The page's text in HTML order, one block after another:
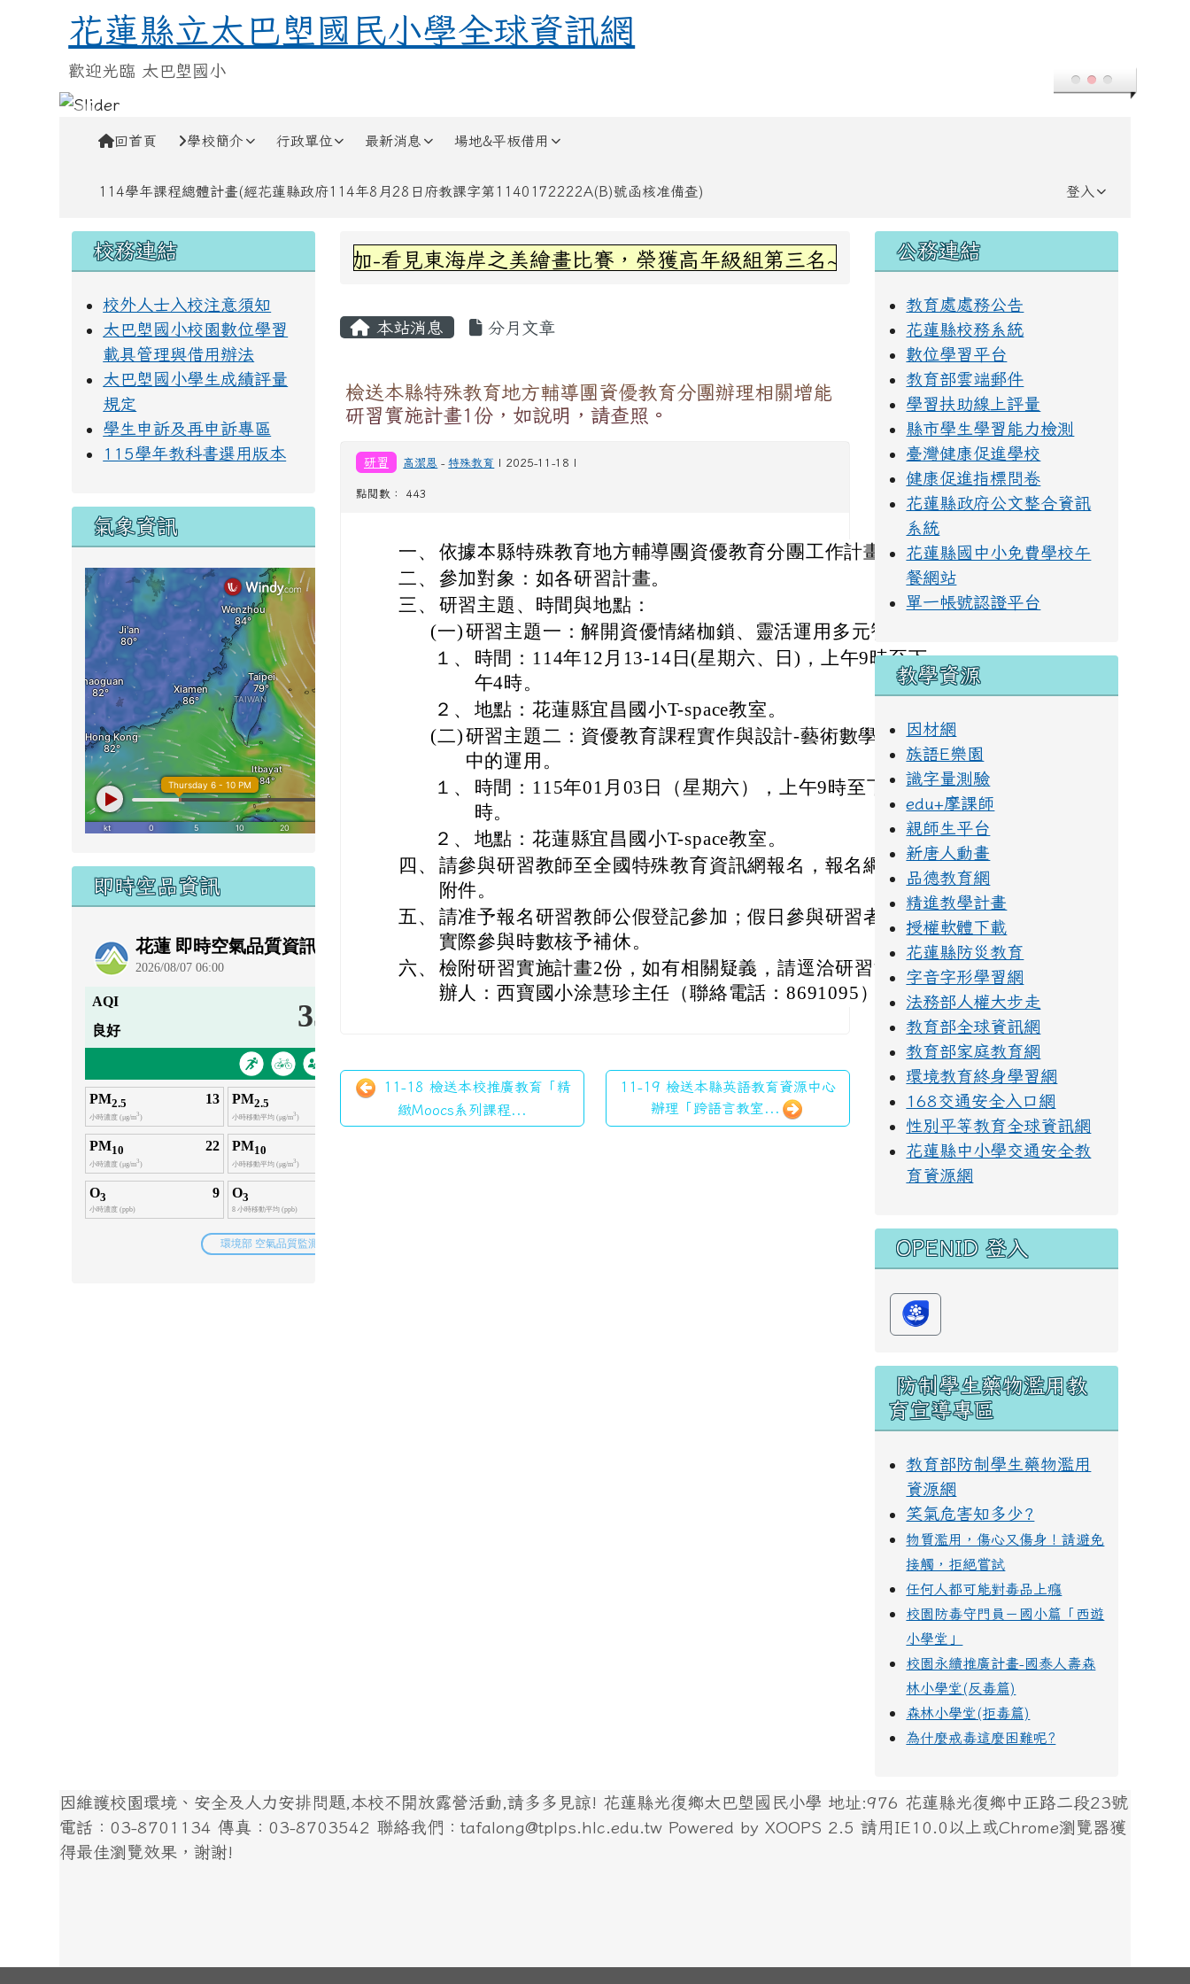
跳至主內容區
花蓮縣立太巴塱國民小學全球資訊網
花蓮縣立太巴塱國民小學全球資訊網
歡迎光臨 太巴塱國小
回首頁 學校簡介 行政單位 最新消息 場地&平板借用
114學年課程總體計畫(經花蓮縣政府114年8月28日府教課字第1140172222A(B)號函核准備查) 登入
左邊區域內容
校務連結
校外人士入校注意須知
太巴塱國小校園數位學習
載具管理與借用辦法
太巴塱國小學生成績評量
規定
學生申訴及再申訴專區
115學年教科書選用版本
氣象資訊
即時空品資訊
上中區域內容
賀!六甲林凱萱參加-看見東海岸之美繪畫比賽，榮獲高年級組第三名~感謝丞左老師指導~
主內容區域
本站消息 分月文章
檢送本縣特殊教育地方輔導團資優教育分團辦理相關增能
研習實施計畫1份，如說明，請查照。
研習 高潔恩 -特殊教育 | 2025-11-18 |
點閱數： 443
一、
依據本縣特殊教育地方輔導團資優教育分團工作計畫辦理。
二、
參加對象：如各研習計畫。
三、
研習主題、時間與地點：
(一)研習主題一：解開資優情緒枷鎖、靈活運用多元智能。
１、
時間：114年12月13-14日(星期六、日)，上午9時至下
午4時。
２、
地點：花蓮縣宜昌國小T-space教室。
(二)研習主題二：資優教育課程實作與設計-藝術數學在課程
中的運用。
１、
時間：115年01月03日（星期六），上午9時至下午4
時。
２、
地點：花蓮縣宜昌國小T-space教室。
四、
請參與研習教師至全國特殊教育資訊網報名，報名網址詳參
附件。
五、
請准予報名研習教師公假登記參加；假日參與研習者，請依
實際參與時數核予補休。
六、
檢附研習實施計畫2份，如有相關疑義，請逕洽研習活動承
辦人：西寶國小涂慧珍主任（聯絡電話：8691095）
11-18 檢送本校推廣教育「精
緻Moocs系列課程...
11-19 檢送本縣英語教育資源中心
辦理「跨語言教室...
右邊區域內容
公務連結
教育處處務公告
花蓮縣校務系統
數位學習平台
教育部雲端郵件
學習扶助線上評量
縣市學生學習能力檢測
臺灣健康促進學校
健康促進指標問卷
花蓮縣政府公文整合資訊
系統
花蓮縣國中小免費學校午
餐網站
單一帳號認證平台
教學資源
因材網
族語E樂園
識字量測驗
edu+摩課師
親師生平台
新唐人動畫
品德教育網
精進教學計畫
授權軟體下載
花蓮縣防災教育
字音字形學習網
法務部人權大步走
教育部全球資訊網
教育部家庭教育網
環境教育終身學習網
168交通安全入口網
性別平等教育全球資訊網
花蓮縣中小學交通安全教
育資源網
OPENID 登入
防制學生藥物濫用教
育宣導專區
教育部防制學生藥物濫用
資源網
笑氣危害知多少?
物質濫用，傷心又傷身！請避免
接觸，拒絕嘗試
任何人都可能對毒品上癮
校園防毒守門員－國小篇「西遊
小學堂」
校園永續推廣計畫-國泰人壽森
林小學堂(反毒篇)
森林小學堂(拒毒篇)
為什麼戒毒這麼困難呢?
頁尾區域
因維護校園環境、安全及人力安排問題,本校不開放露營活動,請多多見諒! 花蓮縣光復鄉太巴塱國民小學 地址:976 花蓮縣光復鄉中正路二段23號
電話：03-8701134 傳真：03-8703542 聯絡我們：tafalong@tplps.hlc.edu.tw Powered by XOOPS 2.5 請用IE10.0以上或Chrome瀏覽器獲
得最佳瀏覽效果，謝謝!